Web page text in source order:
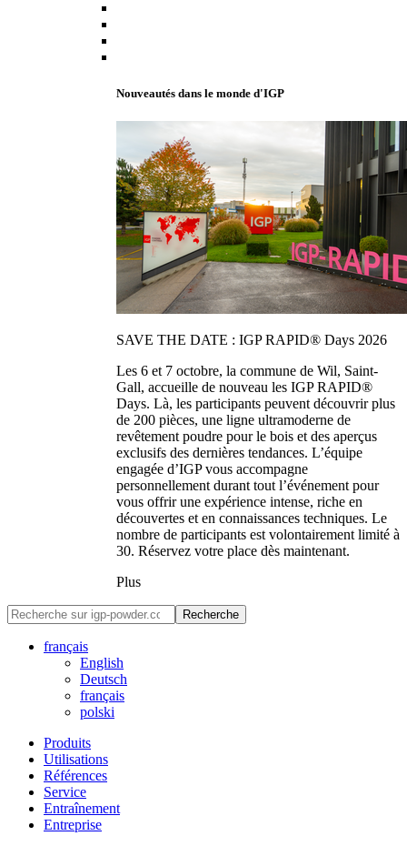
Nouveautés dans le monde d'IGP
SAVE THE DATE : IGP RAPID® Days 2026
Les 6 et 7 octobre, la commune de Wil, Saint-
Gall, accueille de nouveau les IGP RAPID®
Days. Là, les participants peuvent découvrir plus
de 200 pièces, une ligne ultramoderne de
revêtement poudre pour le bois et des aperçus
exclusifs des dernières tendances. L’équipe
engagée d’IGP vous accompagne
personnellement durant tout l’événement pour
vous offrir une expérience intense, riche en
découvertes et en connaissances techniques. Le
nombre de participants est volontairement limité à
30. Réservez votre place dès maintenant.
Plus
Recherche
français
English
Deutsch
français
polski
Produits
Utilisations
Références
Service
Entraînement
Entreprise